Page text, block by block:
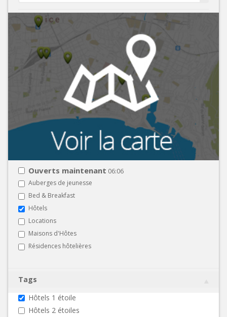
Ouverts maintenant 06:06
Auberges de jeunesse
Bed & Breakfast
Hôtels
Locations
Maisons d'Hôtes
Résidences hôtelières
Tags
Hôtels 1 étoile
Hôtels 2 étoiles